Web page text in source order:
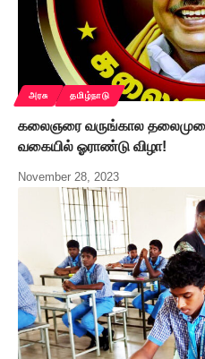
அரசு தமிழ்நாடு
கலைஞரை வருங்கால
வகையில் ஓராண்டு விழா!
November 28, 2023